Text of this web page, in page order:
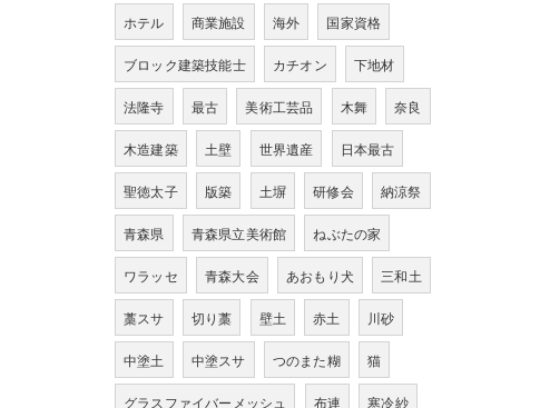
ホテル 商業施設 海外 国家資格
ブロック建築技能士 カチオン 下地材
法隆寺 最古 美術工芸品 木舞 奈良
木造建築 土壁 世界遺産 日本最古
聖徳太子 版築 土塀 研修会 納涼祭
青森県 青森県立美術館 ねぶたの家
ワラッセ 青森大会 あおもり犬 三和土
藁スサ 切り藁 壁土 赤土 川砂
中塗土 中塗スサ つのまた糊 猫
グラスファイバーメッシュ 布連 寒冷紗